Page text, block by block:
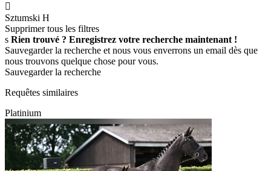

Sztumski H
Supprimer tous les filtres
s Rien trouvé ? Enregistrez votre recherche maintenant !
Sauvegarder la recherche et nous vous enverrons un email dès que
nous trouvons quelque chose pour vous.
Sauvegarder la recherche
Requêtes similaires
Platinium